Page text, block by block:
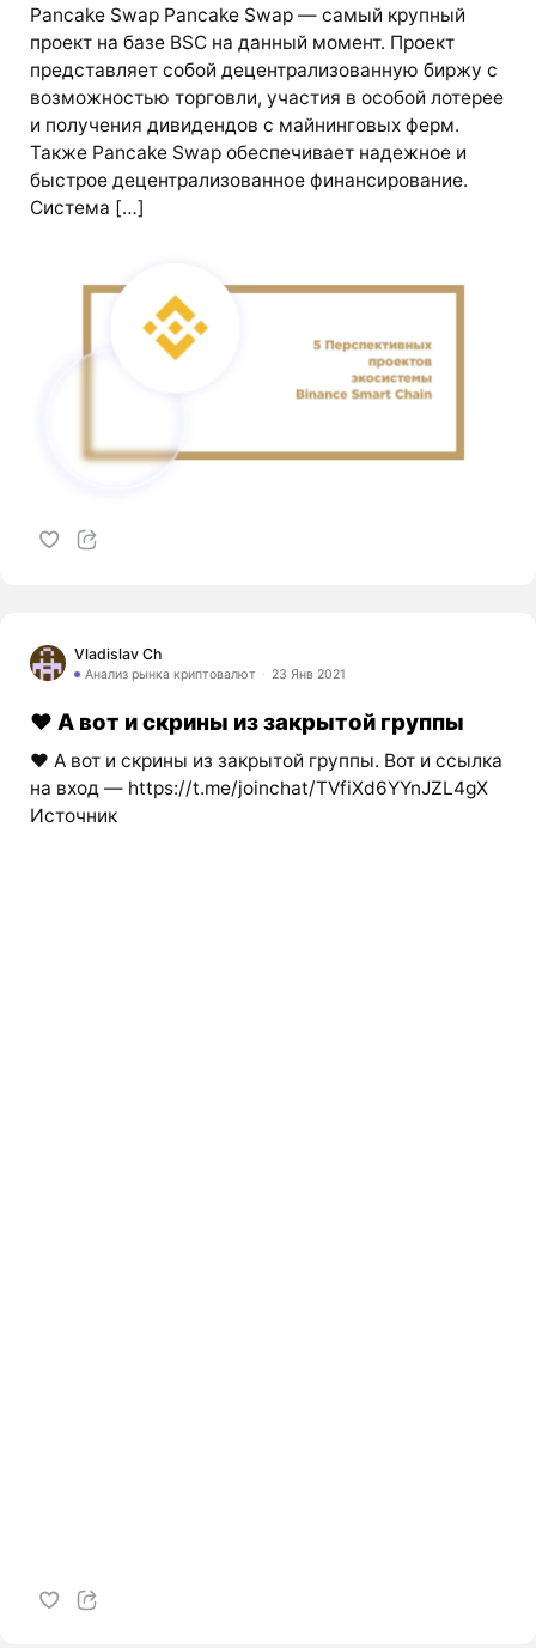
Pancake Swap Pancake Swap — самый крупный
проект на базе BSC на данный момент. Проект
представляет собой децентрализованную биржу с
возможностью торговли, участия в особой лотерее
и получения дивидендов с майнинговых ферм.
Также Pancake Swap обеспечивает надежное и
быстрое децентрализованное финансирование.
Система […]
Vladislav Ch
Анализ рынка криптовалют 23 Янв 2021
❤️ А вот и скрины из закрытой группы
❤️ А вот и скрины из закрытой группы. Вот и ссылка
на вход — https://t.me/joinchat/TVfiXd6YYnJZL4gX
Источник